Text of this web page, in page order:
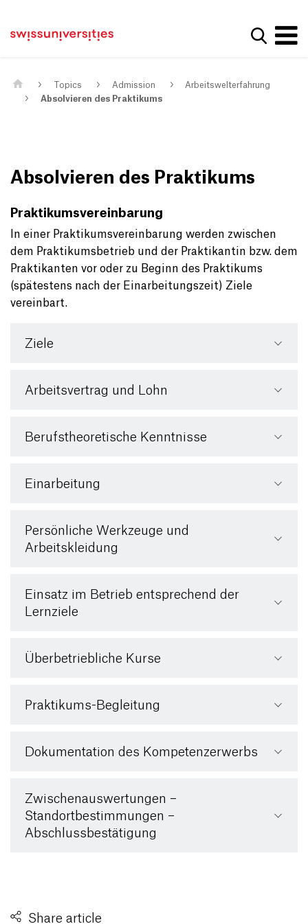
Main Navigation
Content
Meta Navigation
Show
Topics Admission
Arbeitswelterfahrung
Absolvieren des Praktikums
Absolvieren des Praktikums
Praktikumsvereinbarung
In einer Praktikumsvereinbarung werden zwischen
dem Praktikumsbetrieb und der Praktikantin bzw. dem
Praktikanten vor oder zu Beginn des Praktikums
(spätestens nach der Einarbeitungszeit) Ziele
vereinbart.
Ziele
Arbeitsvertrag und Lohn
Berufstheoretische Kenntnisse
Einarbeitung
Persönliche Werkzeuge und
Arbeitskleidung
Einsatz im Betrieb entsprechend der
Lernziele
Überbetriebliche Kurse
Praktikums-Begleitung
Dokumentation des Kompetenzerwerbs
Zwischenauswertungen –
Standortbestimmungen –
Abschlussbestätigung
Share article